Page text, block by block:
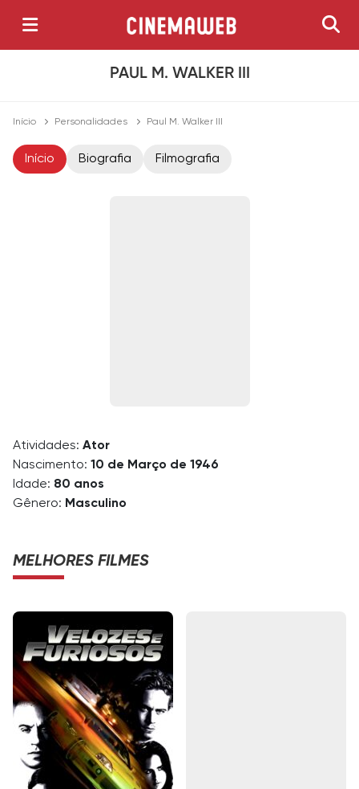
PAUL M. WALKER III
Início Personalidades Paul M. Walker III
Início Biografia Filmografia
Atividades: Ator
Nascimento: 10 de Março de 1946
Idade: 80 anos
Gênero: Masculino
MELHORES FILMES